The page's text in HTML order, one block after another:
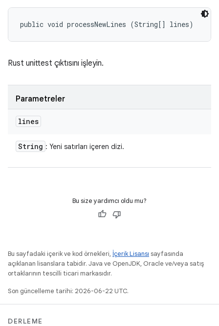
public void processNewLines (String[] lines)
Rust unittest çıktısını işleyin.
Parametreler
lines
String : Yeni satırları içeren dizi.
Bu size yardımcı oldu mu?
Bu sayfadaki içerik ve kod örnekleri, İçerik Lisansı sayfasında
açıklanan lisanslara tabidir. Java ve OpenJDK, Oracle ve/veya satış
ortaklarının tescilli ticari markasıdır.
Son güncelleme tarihi: 2026-06-22 UTC.
DERLEME